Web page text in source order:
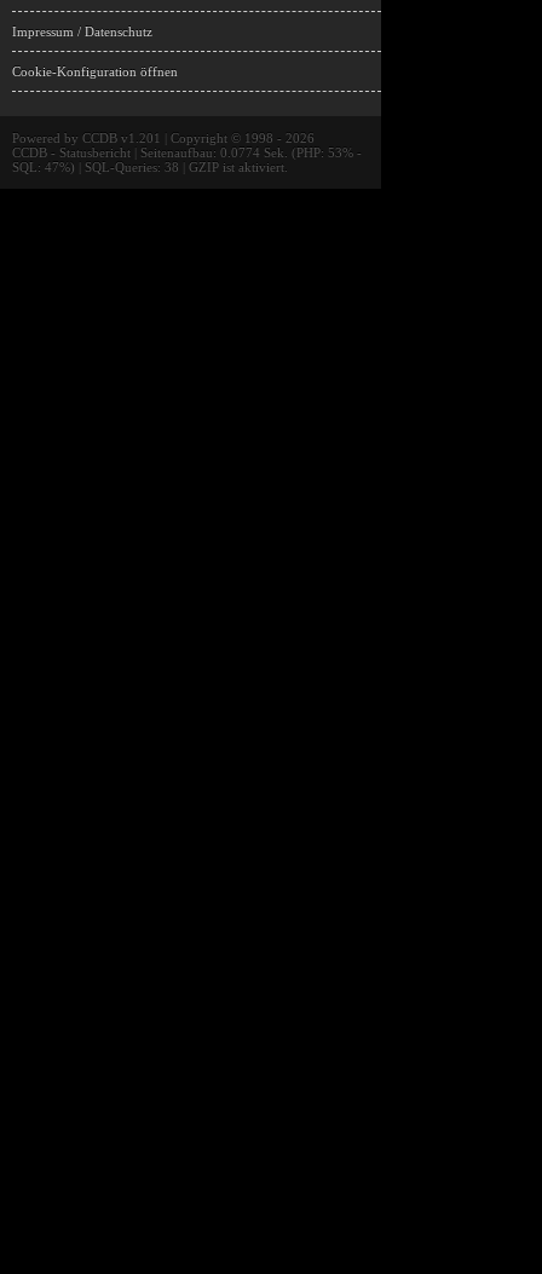
Impressum / Datenschutz
Cookie-Konfiguration öffnen
Powered by CCDB v1.201 | Copyright © 1998 - 2026
CCDB - Statusbericht | Seitenaufbau: 0.0774 Sek. (PHP: 53% -
SQL: 47%) | SQL-Queries: 38 | GZIP ist aktiviert.